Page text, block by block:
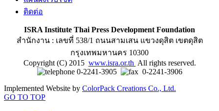
ติดต่อ
ISRA Institute Thai Press Development Foundation
สำนักงาน : เลขที่ 538/1 ถนนสามเสน แขวงดุสิต เขตดุสิต
กรุงเทพมหานคร 10300
Copyright (C) 2015 www.isra.or.th All rights reserved.
0-2241-3905
0-2241-3906
Implemented Website by ColorPack Creations Co., Ltd.
GO TO TOP